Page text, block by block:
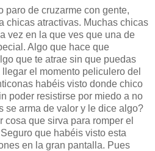
paro de cruzarme con gente,
chicas atractivas. Muchas chicas
vez en la que ves que una de
Algo que hace que
que te atrae sin que puedas
el momento peliculero del
habéis visto donde chico
poder resistirse por miedo a no
se arma de valor y le dice algo?
que sirva para romper el
que habéis visto esta
en la gran pantalla. Pues